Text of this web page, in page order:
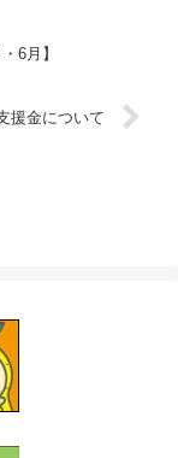
6月】
援金について